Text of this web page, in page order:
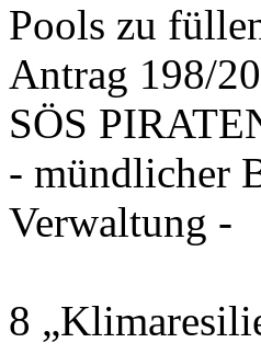
Pools zu
Antrag 198/
SÖS
- mündlicher
Verwaltung -
8